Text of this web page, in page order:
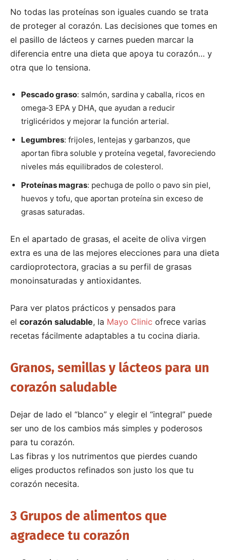
No todas las proteínas son iguales cuando se trata
de proteger al corazón. Las decisiones que tomes en
el pasillo de lácteos y carnes pueden marcar la
diferencia entre una dieta que apoya tu corazón… y
otra que lo tensiona.
Pescado graso: salmón, sardina y caballa, ricos en
omega‑3 EPA y DHA, que ayudan a reducir
triglicéridos y mejorar la función arterial.
Legumbres: frijoles, lentejas y garbanzos, que
aportan fibra soluble y proteína vegetal, favoreciendo
niveles más equilibrados de colesterol.
Proteínas magras: pechuga de pollo o pavo sin piel,
huevos y tofu, que aportan proteína sin exceso de
grasas saturadas.
En el apartado de grasas, el aceite de oliva virgen
extra es una de las mejores elecciones para una dieta
cardioprotectora, gracias a su perfil de grasas
monoinsaturadas y antioxidantes.
Para ver platos prácticos y pensados para
el corazón saludable, la Mayo Clinic ofrece varias
recetas fácilmente adaptables a tu cocina diaria.
Granos, semillas y lácteos para un
corazón saludable
Dejar de lado el “blanco” y elegir el “integral” puede
ser uno de los cambios más simples y poderosos
para tu corazón.
Las fibras y los nutrimentos que pierdes cuando
eliges productos refinados son justo los que tu
corazón necesita.
3 Grupos de alimentos que
agradece tu corazón